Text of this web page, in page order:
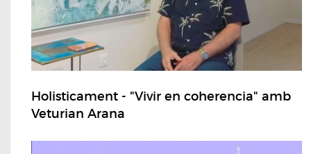
Holisticament - "Vivir en coherencia" amb
Veturian Arana